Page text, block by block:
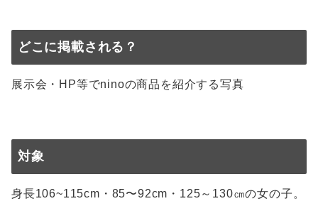
どこに掲載される？
展示会・HP等でninoの商品を紹介する写真
対象
身長106~115cm・85〜92cm・125～130㎝の女の子。